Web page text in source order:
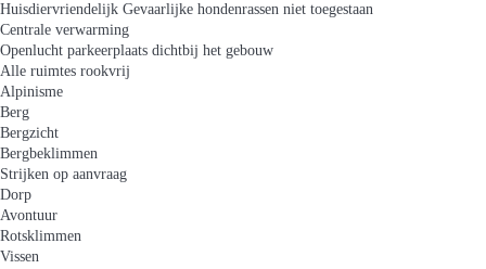
Huisdiervriendelijk Gevaarlijke hondenrassen niet toegestaan
Centrale verwarming
Openlucht parkeerplaats dichtbij het gebouw
Alle ruimtes rookvrij
Alpinisme
Berg
Bergzicht
Bergbeklimmen
Strijken op aanvraag
Dorp
Avontuur
Rotsklimmen
Vissen